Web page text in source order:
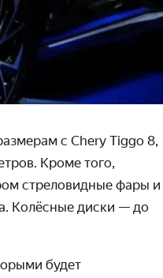
с Chery Tiggo 8,
Кроме того,
стреловидные фары и
Колёсные диски — до
будет